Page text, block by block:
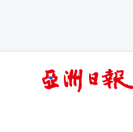
亚
洲
日